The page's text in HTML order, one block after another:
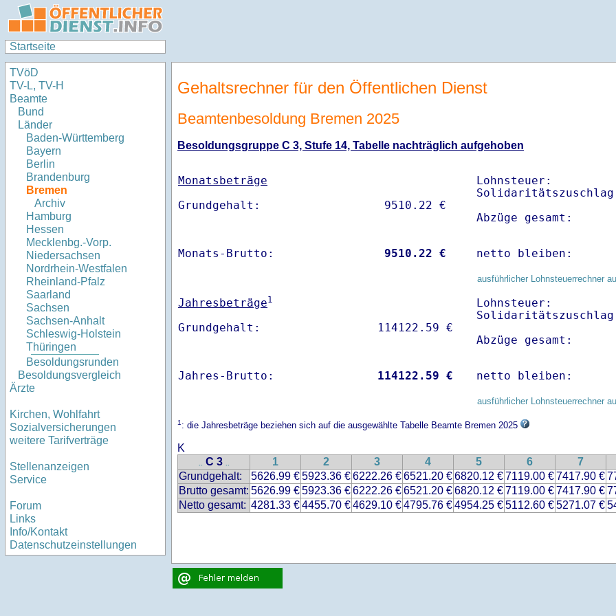
Startseite
TVöD
TV-L, TV-H
Beamte
Bund
Länder
Baden-Württemberg
Bayern
Berlin
Brandenburg
Bremen
Archiv
Hamburg
Hessen
Mecklenbg.-Vorp.
Niedersachsen
Nordrhein-Westfalen
Rheinland-Pfalz
Saarland
Sachsen
Sachsen-Anhalt
Schleswig-Holstein
Thüringen
Besoldungsrunden
Besoldungsvergleich
Ärzte
Kirchen, Wohlfahrt
Sozialversicherungen
weitere Tarifverträge
Stellenanzeigen
Service
Forum
Links
Info/Kontakt
Datenschutzeinstellungen
Gehaltsrechner für den Öffentlichen Dienst
Beamtenbesoldung Bremen 2025
Besoldungsgruppe C 3, Stufe 14, Tabelle nachträglich aufgehoben
Monatsbeträge
Lohnsteuer:
Abzüge gesamt:
Monats-Brutto: 9510.22 € netto
ausführlicher Lohnsteuerrechner
Jahresbeträge1
Lohnsteuer:
Abzüge gesamt:
Jahres-Brutto: 114122.59 € netto
ausführlicher Lohnsteuerrechner
1: die Jahresbeträge beziehen sich auf die ausgewählte Tabelle Beamte Bremen 2025
K
.. C 3 .. 1 2 3 4 5 6
7
Grundgehalt:
5626.99 €5923.36 €6222.26 €6521.20 €6820.12 €7119.00 €7417.90 €
Brutto gesamt: 5626.99 €5923.36 €6222.26 €6521.20 €6820.12 €7119.00 €7417.90 €
Netto gesamt: 4281.33 €4455.70 €4629.10 €4795.76 €4954.25 €5112.60 €5271.07 €